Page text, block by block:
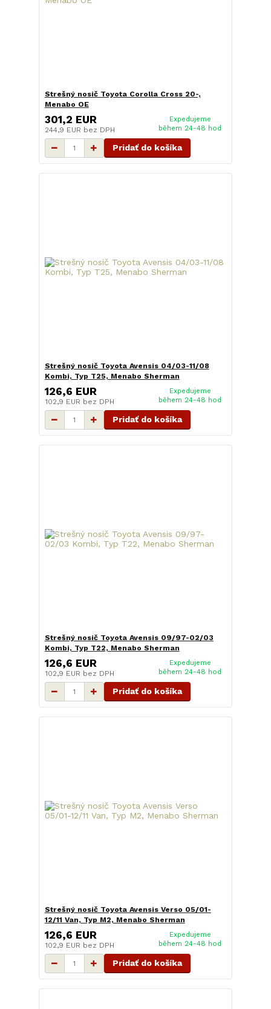
Strešný nosič Toyota Corolla Cross 20-,
Menabo OE
301,2 EUR
244,9 EUR bez DPH
Expedujeme
během 24-48 hod
Pridať do košíka
Strešný nosič Toyota Avensis 04/03-11/08
Kombi, Typ T25, Menabo Sherman
126,6 EUR
102,9 EUR bez DPH
Expedujeme
během 24-48 hod
Pridať do košíka
Strešný nosič Toyota Avensis 09/97-02/03
Kombi, Typ T22, Menabo Sherman
126,6 EUR
102,9 EUR bez DPH
Expedujeme
během 24-48 hod
Pridať do košíka
Strešný nosič Toyota Avensis Verso 05/01-
12/11 Van, Typ M2, Menabo Sherman
126,6 EUR
102,9 EUR bez DPH
Expedujeme
během 24-48 hod
Pridať do košíka